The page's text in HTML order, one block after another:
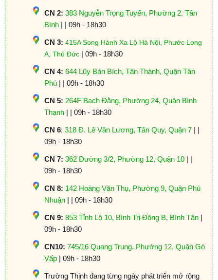
CN 2: 383 Nguyễn Trọng Tuyển, Phường 2, Tân
Bình| | 09h - 18h30
CN 3: 415A Song Hành Xa Lộ Hà Nội, Phước Long
A, Thủ Đức| 09h - 18h30
CN 4: 644 Lũy Bán Bích, Tân Thành, Quận Tân
Phú| | 09h - 18h30
CN 5: 264F Bạch Đằng, Phường 24, Quận Bình
Thạnh| | 09h - 18h30
CN 6: 318 Đ. Lê Văn Lương, Tân Quy, Quận 7| |
09h - 18h30
CN 7: 362 Đường 3/2, Phường 12, Quận 10| |
09h - 18h30
CN 8: 142 Hoàng Văn Thụ, Phường 9, Quận Phú
Nhuận| | 09h - 18h30
CN 9: 853 Tỉnh Lộ 10, Bình Trị Đông B, Bình Tân|
09h - 18h30
CN10: 745/16 Quang Trung, Phường 12, Quận Gò
Vấp| 09h - 18h30
Trường Thịnh đang từng ngày phát triển mở rộng